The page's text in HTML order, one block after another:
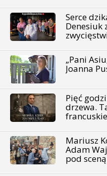
Serce
Denesiuk
„Pani
Joanna
Pięć
drzewa.
Mariusz
Adam
pod sceną